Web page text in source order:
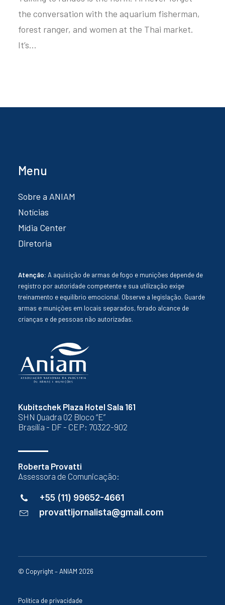
the conversation with the aquarium fisherman,
forest ranger, and women at the Thai market.
It’s…
Kubitschek Plaza Hotel Sala 161
SHN Quadra 02 Bloco “E”
Brasília - DF - CEP: 70322-902
Roberta Provatti
Assessora de Comunicação:
+55 (11) 99652-4661
provattijornalista@gmail.com
Menu
Sobre a ANIAM
Notícias
Mídia Center
Diretoria
Atenção: A aquisição de armas de fogo e munições depende de
registro por autoridade competente e sua utilização exige
treinamento e equilíbrio emocional. Observe a legislação. Guarde
armas e munições em locais separados, forado alcance de
crianças e de pessoas não autorizadas.
© Copyright – ANIAM 2026
Política de privacidade